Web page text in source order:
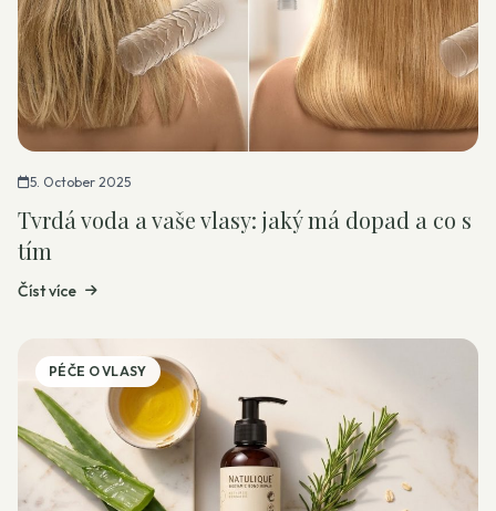
5. October 2025
Tvrdá voda a vaše vlasy: jaký má dopad a co s
tím
Číst více
PÉČE O VLASY